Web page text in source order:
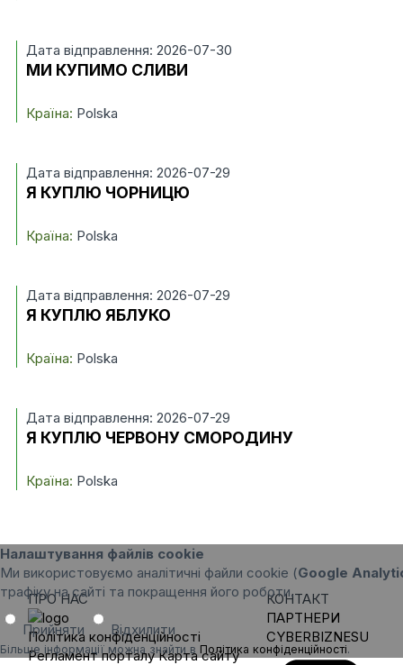
Дата відправлення: 2026-07-30
МИ КУПИМО СЛИВИ
Країна: Polska
Дата відправлення: 2026-07-29
Я КУПЛЮ ЧОРНИЦЮ
Країна: Polska
Дата відправлення: 2026-07-29
Я КУПЛЮ ЯБЛУКО
Країна: Polska
Дата відправлення: 2026-07-29
Я КУПЛЮ ЧЕРВОНУ СМОРОДИНУ
Країна: Polska
Налаштування файлів cookie
Ми використовуємо аналітичні файли cookie (Google
трафіку на сайті та покращення його роботи.
Прийняти Відхилити
Більше інформації можна знайти в Політика конфіденційності.
ПРО НАС
Політика конфіденційності
Регламент порталу Карта сайту
КОНТАКТ
ПАРТНЕРИ
CYBERBIZNESU